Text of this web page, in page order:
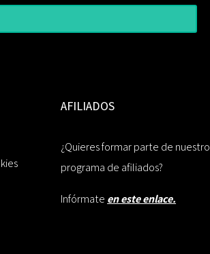
AFILIADOS
¿Quieres formar parte de nuestro
programa de afiliados?
Infórmate en este enlace.